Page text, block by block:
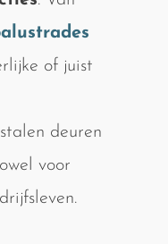
of juist
deuren
voor